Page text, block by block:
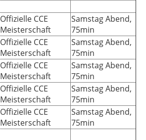
Offizielle CCE
Meisterschaft
Samstag Abend,
75min
Offizielle CCE
Meisterschaft
Samstag Abend,
75min
Offizielle CCE
Meisterschaft
Samstag Abend,
75min
Offizielle CCE
Meisterschaft
Samstag Abend,
75min
Offizielle CCE
Meisterschaft
Samstag Abend,
75min